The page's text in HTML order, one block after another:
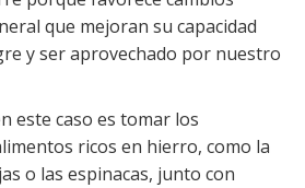
que mejoran su capacidad
y ser aprovechado por nuestro
este caso es tomar los
ricos en hierro, como la
o las espinacas, junto con